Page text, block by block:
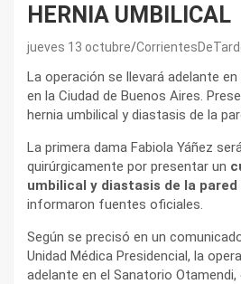
HERNIA UMBILICAL
jueves 13 octubre
La operación se llevará adelante
en la Ciudad de Buenos Aires.
hernia umbilical y diastasis de la
La primera dama Fabiola Yáñez
quirúrgicamente por presentar un
umbilical y diastasis de la pared
informaron fuentes oficiales.
Según se precisó en un
Unidad Médica Presidencial, la
adelante en el Sanatorio Otamendi,